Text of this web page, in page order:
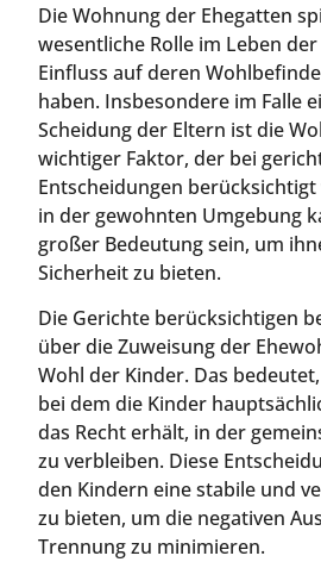
Die Wohnung der Ehegatten
wesentliche Rolle im Leben
Einfluss auf deren
haben. Insbesondere im Falle
Scheidung der Eltern ist die
wichtiger Faktor, der bei
Entscheidungen
in der gewohnten Umgebung
großer Bedeutung sein, um
Sicherheit zu bieten.
Die Gerichte berücksichtigen
über die Zuweisung der
Wohl der Kinder. Das
bei dem die Kinder
das Recht erhält, in der
zu verbleiben. Diese
den Kindern eine stabile und
zu bieten, um die negativen
Trennung zu minimieren.